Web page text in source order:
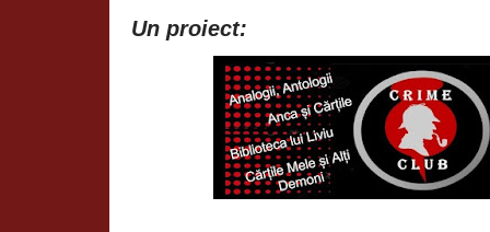
Un proiect: